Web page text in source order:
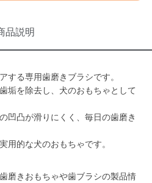
品説明
する専用歯磨きブラシです。
垢を除去し、犬のおもちゃとして
凹凸が滑りにくく、毎日の歯磨き
用的な犬のおもちゃです。
磨きおもちゃや歯ブラシの製品情